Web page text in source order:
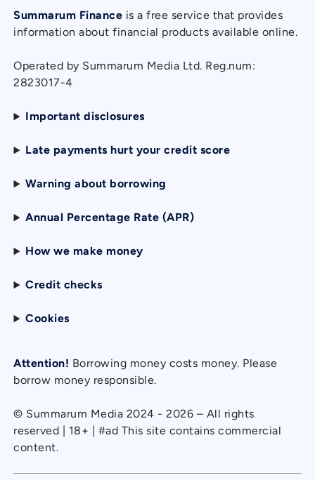
Summarum Finance is a free service that provides
information about financial products available online.
Operated by Summarum Media Ltd. Reg.num:
2823017-4
Important disclosures
Late payments hurt your credit score
Warning about borrowing
Annual Percentage Rate (APR)
How we make money
Credit checks
Cookies
Attention! Borrowing money costs money. Please
borrow money responsible.
© Summarum Media 2024 - 2026 – All rights
reserved | 18+ | #ad This site contains commercial
content.